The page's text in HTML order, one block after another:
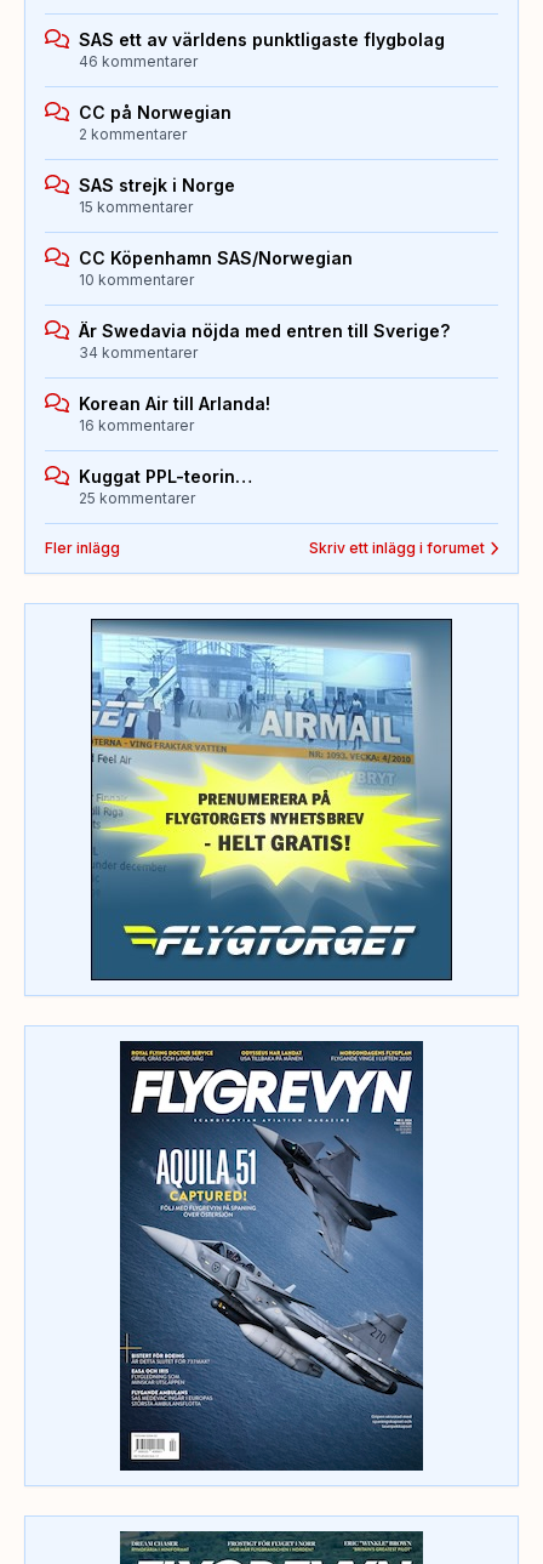
SAS ett av världens punktligaste flygbolag
46 kommentarer
CC på Norwegian
2 kommentarer
SAS strejk i Norge
15 kommentarer
CC Köpenhamn SAS/Norwegian
10 kommentarer
Är Swedavia nöjda med entren till Sverige?
34 kommentarer
Korean Air till Arlanda!
16 kommentarer
Kuggat PPL-teorin…
25 kommentarer
Fler inlägg Skriv ett inlägg i forumet